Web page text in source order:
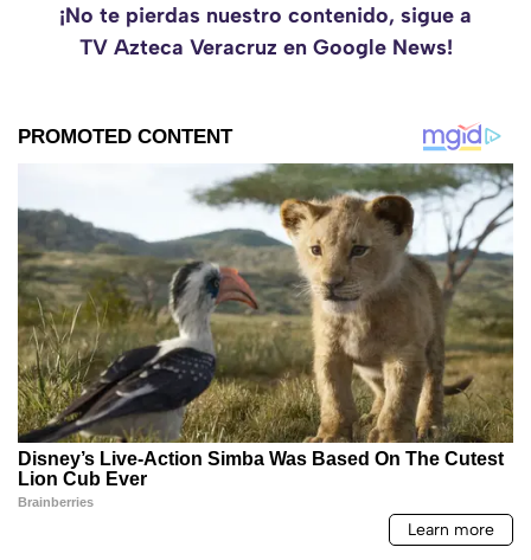
¡No te pierdas nuestro contenido, sigue a
TV Azteca Veracruz en Google News!